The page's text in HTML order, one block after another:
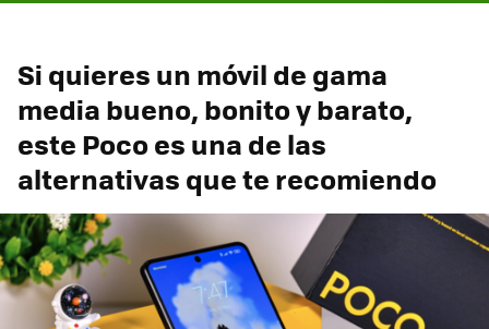
Si quieres un móvil de gama
media bueno, bonito y barato,
este Poco es una de las
alternativas que te recomiendo